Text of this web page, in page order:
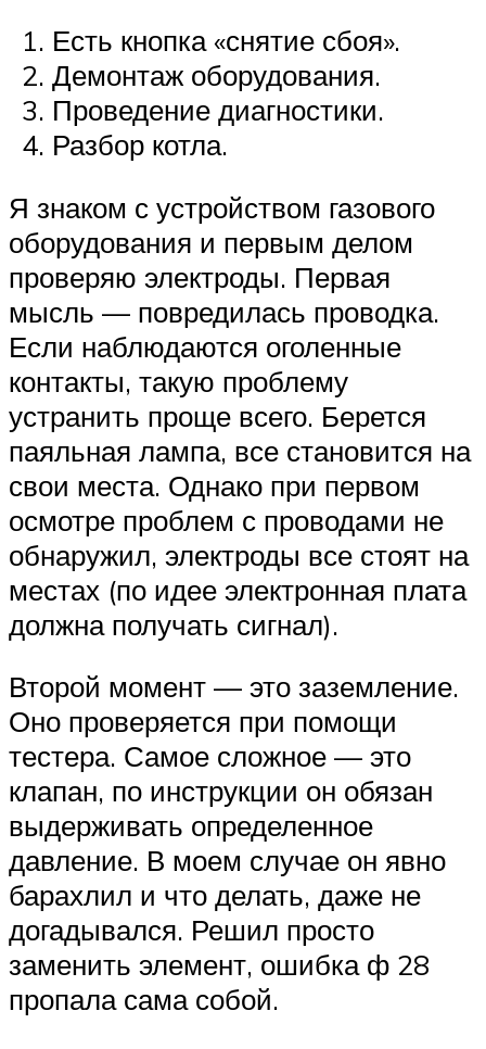
Есть кнопка «снятие сбоя».
Демонтаж оборудования.
Проведение диагностики.
Разбор котла.
Я знаком с устройством газового
оборудования и первым делом
проверяю электроды. Первая
мысль — повредилась проводка.
Если наблюдаются оголенные
контакты, такую проблему
устранить проще всего. Берется
паяльная лампа, все становится на
свои места. Однако при первом
осмотре проблем с проводами не
обнаружил, электроды все стоят на
местах (по идее электронная плата
должна получать сигнал).
Второй момент — это заземление.
Оно проверяется при помощи
тестера. Самое сложное — это
клапан, по инструкции он обязан
выдерживать определенное
давление. В моем случае он явно
барахлил и что делать, даже не
догадывался. Решил просто
заменить элемент, ошибка ф 28
пропала сама собой.